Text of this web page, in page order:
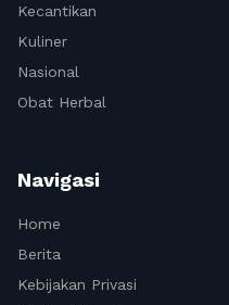
Kecantikan
Kuliner
Nasional
Obat Herbal
Navigasi
Home
Berita
Kebijakan Privasi